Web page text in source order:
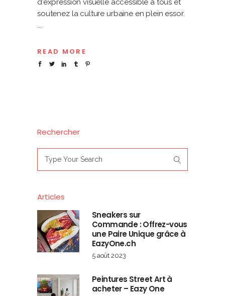
d'expression visuelle accessible à tous et
soutenez la culture urbaine en plein essor.
READ MORE
Rechercher
for:
Articles
Sneakers sur
Commande : Offrez-vous
une Paire Unique grâce à
EazyOne.ch
5 août 2023
Peintures Street Art à
acheter – Eazy One